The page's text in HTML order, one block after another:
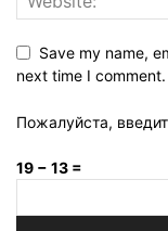
Save my name,
next time I comment.
Пожалуйста,
19 − 13 =